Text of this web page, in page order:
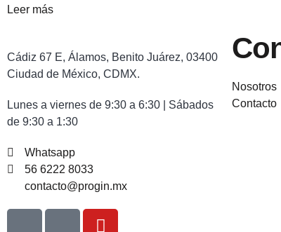
Leer más
Cádiz 67 E, Álamos, Benito Juárez, 03400
Ciudad de México, CDMX.
Lunes a viernes de 9:30 a 6:30 | Sábados
de 9:30 a 1:30
Whatsapp
56 6222 8033
contacto@progin.mx
Nosotros
Contacto